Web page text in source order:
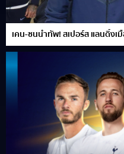
เคน-ซนนำทัพ! สเปอร์ส แลนดิ้งเ